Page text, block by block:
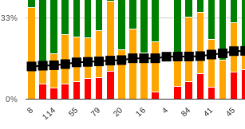
8 114 55 79 20 16 4 84 41 45
0%
33%